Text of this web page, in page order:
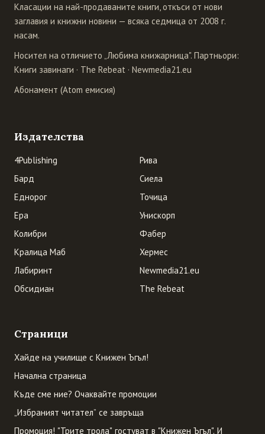
Класации на най-продаваните книги, откъси от нови
заглавия и книжни новини — всяка седмица от 2008 г.
насам.
Носител на отличието „Любима книжарница". Партньори:
Книги завинаги · The Rebeat · Newmedia21.eu
Абонамент (Atom емисия)
Издателства
4Publishing
Бард
Еднорог
Ера
Колибри
Кралица Маб
Лабиринт
Обсидиан
Рива
Сиела
Точица
Унискорп
Фабер
Хермес
Newmedia21.eu
The Rebeat
Страници
Хайде на училище с Книжен Ъгъл!
Начална страница
Къде сме ние? Очаквайте промоции
„Избраният читател” се завръща
Промоция! "Трите трола" гостуват в "Книжен Ъгъл". И